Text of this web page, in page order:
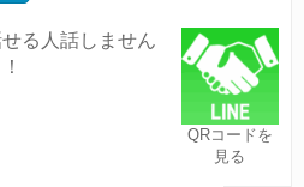
QRコードを
見る
る人話しません